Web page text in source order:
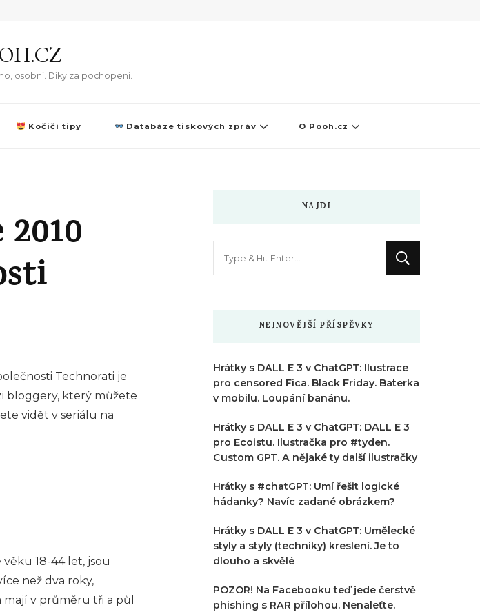
osobní. Díky za pochopení.
Kočičí tipy Databáze tiskových zpráv O Pooh.cz
Technorati je
bloggery, který můžete
vidět v seriálu na
18-44 let, jsou
než dva roky,
v průměru tři a půl
NAJDI
NEJNOVĚJŠÍ PŘÍSPĚVKY
Hrátky s DALL E 3 v ChatGPT: Ilustrace
pro censored Fica. Black Friday. Baterka
v mobilu. Loupání banánu.
Hrátky s DALL E 3 v ChatGPT: DALL E 3
pro Ecoistu. Ilustračka pro #tyden.
Custom GPT. A nějaké ty další ilustračky
Hrátky s #chatGPT: Umí řešit logické
hádanky? Navíc zadané obrázkem?
Hrátky s DALL E 3 v ChatGPT: Umělecké
styly a styly (techniky) kreslení. Je to
dlouho a skvělé
POZOR! Na Facebooku teď jede čerstvě
phishing s RAR přílohou. Nenaleťte.